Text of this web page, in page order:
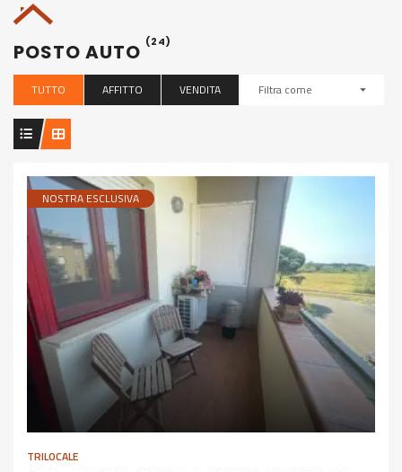
POSTO AUTO (24)
TUTTO AFFITTO VENDITA Filtra come
NOSTRA ESCLUSIVA
TRILOCALE